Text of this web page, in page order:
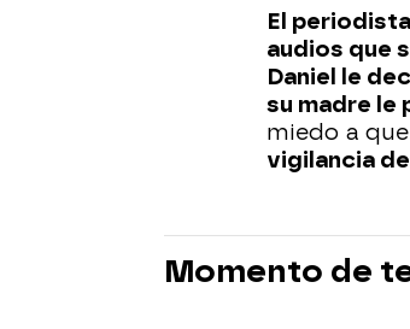
El
audios que
Daniel le
su madre le
miedo a
vigilancia
Momento de